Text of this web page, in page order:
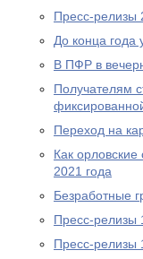
Пресс-релизы
До конца
В ПФР в
Получателям
Переход на
Как
2021 года
Безработные
Пресс-релизы
Пресс-релизы